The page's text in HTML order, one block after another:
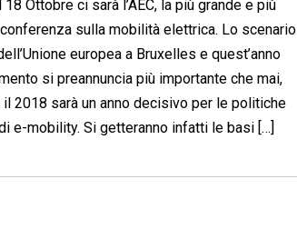
Ottobre ci sarà l’AEC, la più grande e più
sulla mobilità elettrica. Lo scenario
europea a Bruxelles e quest’anno
si preannuncia più importante che mai,
2018 sarà un anno decisivo per le politiche
e-mobility. Si getteranno infatti le basi […]